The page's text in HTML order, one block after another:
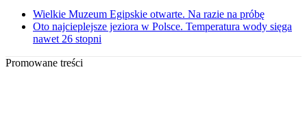
Wielkie Muzeum Egipskie otwarte. Na razie na próbę
Oto najcieplejsze jeziora w Polsce. Temperatura wody sięga
nawet 26 stopni
Promowane treści